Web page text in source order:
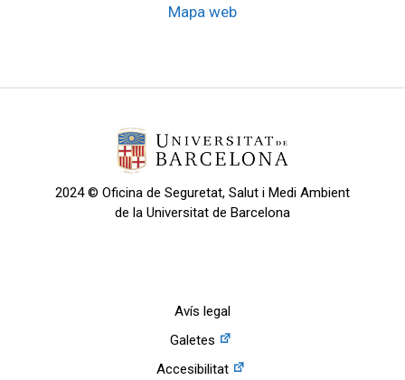
Mapa web
2024 © Oficina de Seguretat, Salut i Medi Ambient
de la Universitat de Barcelona
Avís legal
Galetes
Accesibilitat